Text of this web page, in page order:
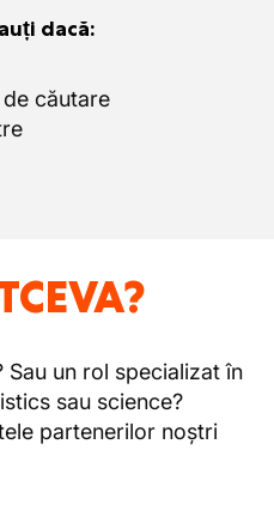
dacă:
căutare
un rol specializat în
sau science?
partenerilor noștri